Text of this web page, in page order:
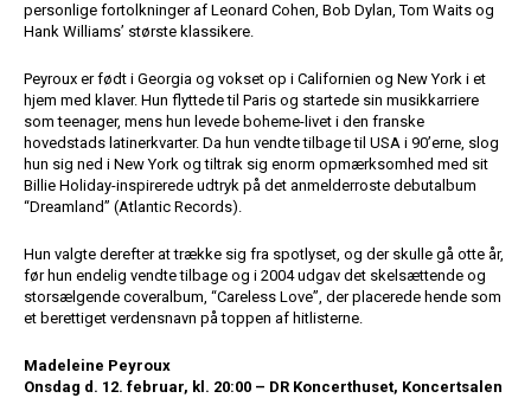
personlige fortolkninger af Leonard Cohen, Bob Dylan, Tom Waits og
Hank Williams’ største klassikere.
Peyroux er født i Georgia og vokset op i Californien og New York i et
hjem med klaver. Hun flyttede til Paris og startede sin musikkarriere
som teenager, mens hun levede boheme-livet i den franske
hovedstads latinerkvarter. Da hun vendte tilbage til USA i 90’erne, slog
hun sig ned i New York og tiltrak sig enorm opmærksomhed med sit
Billie Holiday-inspirerede udtryk på det anmelderroste debutalbum
“Dreamland” (Atlantic Records).
Hun valgte derefter at trække sig fra spotlyset, og der skulle gå otte år,
før hun endelig vendte tilbage og i 2004 udgav det skelsættende og
storsælgende coveralbum, “Careless Love”, der placerede hende som
et berettiget verdensnavn på toppen af hitlisterne.
Madeleine Peyroux
Onsdag d. 12. februar, kl. 20:00 – DR Koncerthuset, Koncertsalen